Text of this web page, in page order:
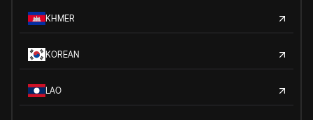
KHMER
KOREAN
LAO